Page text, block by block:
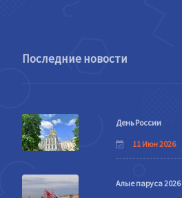
Последние новости
День России
11 Июн 2026
Алые паруса 2026